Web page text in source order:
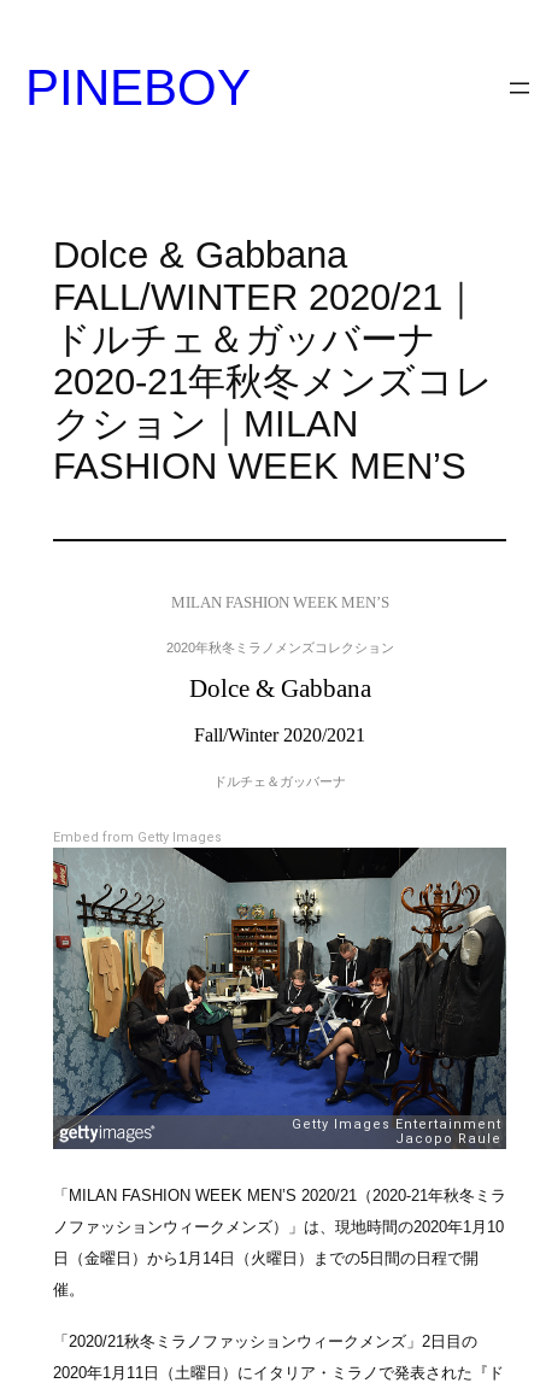
PINEBOY
Dolce & Gabbana
FALL/WINTER 2020/21｜
ドルチェ＆ガッバーナ
2020-21年秋冬メンズコレ
クション｜MILAN
FASHION WEEK MEN’S
MILAN FASHION WEEK MEN’S
2020年秋冬ミラノメンズコレクション
Dolce & Gabbana
Fall/Winter 2020/2021
ドルチェ＆ガッバーナ
Embed from Getty Images
「MILAN FASHION WEEK MEN’S 2020/21（2020-21年秋冬ミラ
ノファッションウィークメンズ）」は、現地時間の2020年1月10
日（金曜日）から1月14日（火曜日）までの5日間の日程で開
催。
「2020/21秋冬ミラノファッションウィークメンズ」2日目の
2020年1月11日（土曜日）にイタリア・ミラノで発表された『ド